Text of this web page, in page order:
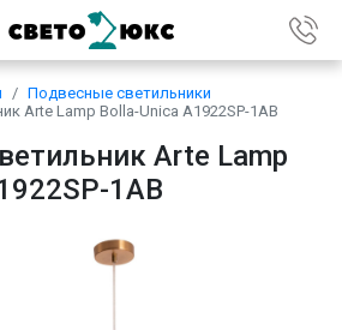
Подвесные светильники
Arte Lamp Bolla-Unica A1922SP-1AB
Arte Lamp
1AB